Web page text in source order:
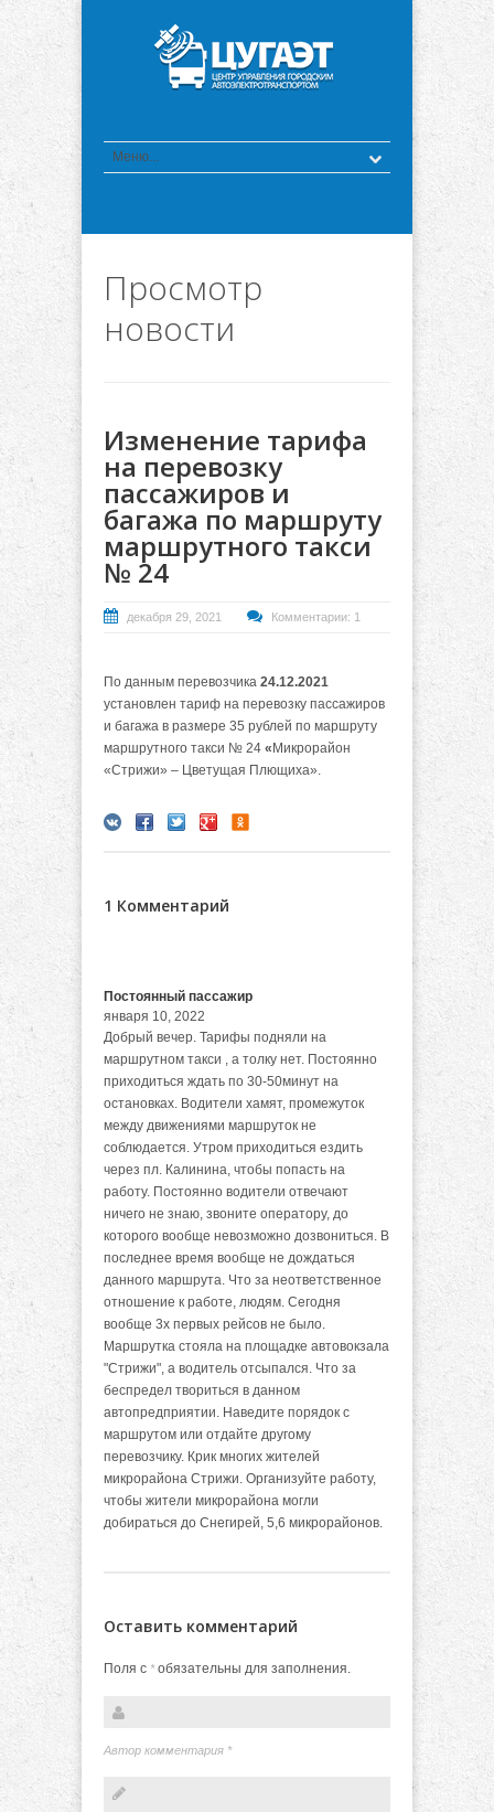
Просмотр
новости
Изменение тарифа
на перевозку
пассажиров и
багажа по маршруту
маршрутного такси
№ 24
декабря 29, 2021 Комментарии: 1
По данным перевозчика 24.12.2021
установлен тариф на перевозку пассажиров
и багажа в размере 35 рублей по маршруту
маршрутного такси № 24 « Микрорайон
«Стрижи» – Цветущая Плющиха».
1 Комментарий
Постоянный пассажир
января 10, 2022
Добрый вечер. Тарифы подняли на
маршрутном такси , а толку нет. Постоянно
приходиться ждать по 30-50минут на
остановках. Водители хамят, промежуток
между движениями маршруток не
соблюдается. Утром приходиться ездить
через пл. Калинина, чтобы попасть на
работу. Постоянно водители отвечают
ничего не знаю, звоните оператору, до
которого вообще невозможно дозвониться. В
последнее время вообще не дождаться
данного маршрута. Что за неответственное
отношение к работе, людям. Сегодня
вообще 3х первых рейсов не было.
Маршрутка стояла на площадке автовокзала
"Стрижи", а водитель отсыпался. Что за
беспредел твориться в данном
автопредприятии. Наведите порядок с
маршрутом или отдайте другому
перевозчику. Крик многих жителей
микрорайона Стрижи. Организуйте работу,
чтобы жители микрорайона могли
добираться до Снегирей, 5,6 микрорайонов.
Оставить комментарий
Поля с *обязательны для заполнения.
Автор комментария *